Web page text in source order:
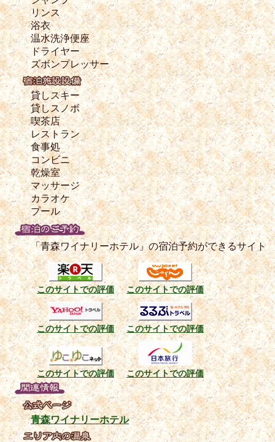
リンス
浴衣
温水洗浄便座
ドライヤー
ズボンプレッサー
貸しスキー
貸しスノボ
喫茶店
レストラン
食事処
コンビニ
乾燥室
マッサージ
カラオケ
プール
「青森ワイナリーホテル」の宿泊予約ができるサイト
このサイトでの評価 このサイトでの評価
このサイトでの評価 このサイトでの評価
このサイトでの評価 このサイトでの評価
青森ワイナリーホテル